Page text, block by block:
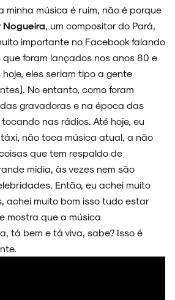
minha música é ruim, não é porque
Nogueira , um compositor do Pará,
importante no Facebook falando
foram lançados nos anos 80 e
eles seriam tipo a gente
No entanto, como foram
gravadoras e na época das
nas rádios. Até hoje, eu
não toca música atual, a não
que tem respaldo de
mídia, às vezes nem são
Então, eu achei muito
achei muito bom isso tudo estar
mostra que a música
tá bem e tá viva, sabe? Isso é